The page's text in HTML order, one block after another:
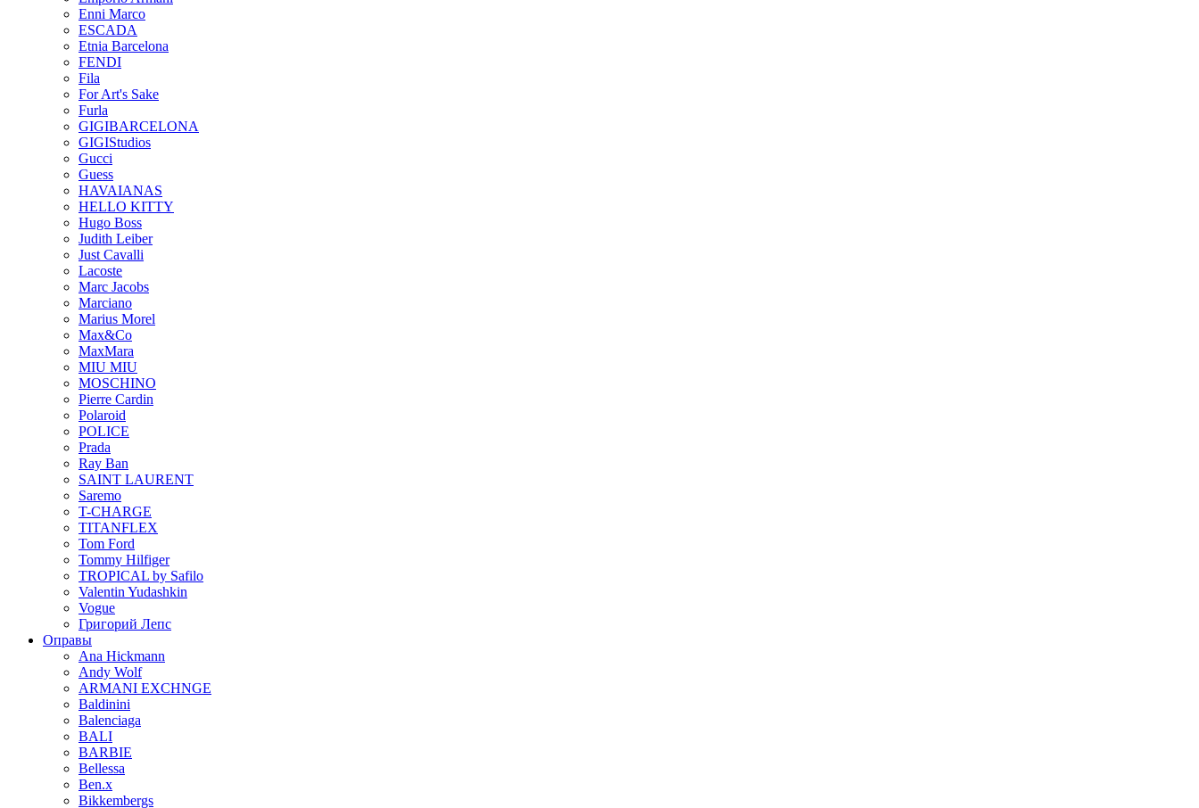
Enni Marco
ESCADA
Etnia Barcelona
FENDI
Fila
For Art's Sake
Furla
GIGIBARCELONA
GIGIStudios
Gucci
Guess
HAVAIANAS
HELLO KITTY
Hugo Boss
Judith Leiber
Just Cavalli
Lacoste
Marc Jacobs
Marciano
Marius Morel
Max&Co
MaxMara
MIU MIU
MOSCHINO
Pierre Cardin
Polaroid
POLICE
Prada
Ray Ban
SAINT LAURENT
Saremo
T-CHARGE
TITANFLEX
Tom Ford
Tommy Hilfiger
TROPICAL by Safilo
Valentin Yudashkin
Vogue
Григорий Лепс
Оправы
Ana Hickmann
Andy Wolf
ARMANI EXCHNGE
Baldinini
Balenciaga
BALI
BARBIE
Bellessa
Ben.x
Bikkembergs